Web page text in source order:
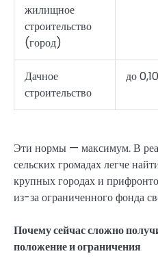
жилищное
строительство
(город)
Дачное
строительство
до
Эти нормы — максимум. В
сельских громадах легче
крупных городах и
из-за ограниченного фонда
Почему сейчас сложно
положение и ограничения